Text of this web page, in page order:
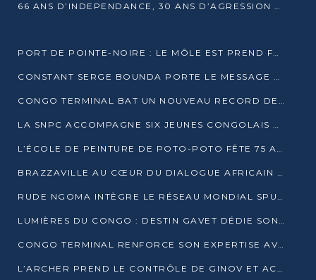
66 ANS D’INDEPENDANCE, 30 ANS D’AGRESSION RWAN DAISE : 4 PRESIDENCES, UN ECHEC COLLECTIF
PORT DE POINTE-NOIRE : LE MÔLE EST PREND FORME ET VISE LES GÉANTS DES MERS
CONSTANT SERGE BOUNDA PORTE LE MESSAGE DE COMPASSION DE DENIS SASSOU NGUESSO EN IRAN
CONGO TERMINAL BAT UN NOUVEAU RECORD DE PRODUCTIVITÉ AU PORT DE POINTE-NOIRE
LA SNPC ACCOMPAGNE SIX JEUNES CONGOLAIS AUX OLYMPIADES PANAFRICAINES DE MATHÉMATIQUES
L’ÉCOLE DE PEINTURE DE POTO-POTO FÊTE 75 ANS AU SERVICE DE L’ART CONGOLAIS
BRAZZAVILLE AU CŒUR DU DIALOGUE AFRICAIN SUR LES OBJECTIFS DE DÉVELOPPEMENT DURABLE
RUDE NGOMA INTÈGRE LE RÉSEAU MONDIAL SPUTNIK PRO APRÈS UNE FORMATION À MOSCOU
LUMIÈRES DU CONGO : DESTIN GAVET DÉDIE SON PRIX À L’UNITÉ NATIONALE ET À LA JEUNESSE
CONGO TERMINAL RENFORCE SON EXPERTISE AVEC NEUF NOUVEAUX FORMATEURS EN ENGINS PORTUAIRES
L’ARCHER PREND LE CONTRÔLE DE GINOV ET ACCÉLÈRE SON VIRAGE NUMÉRIQUE